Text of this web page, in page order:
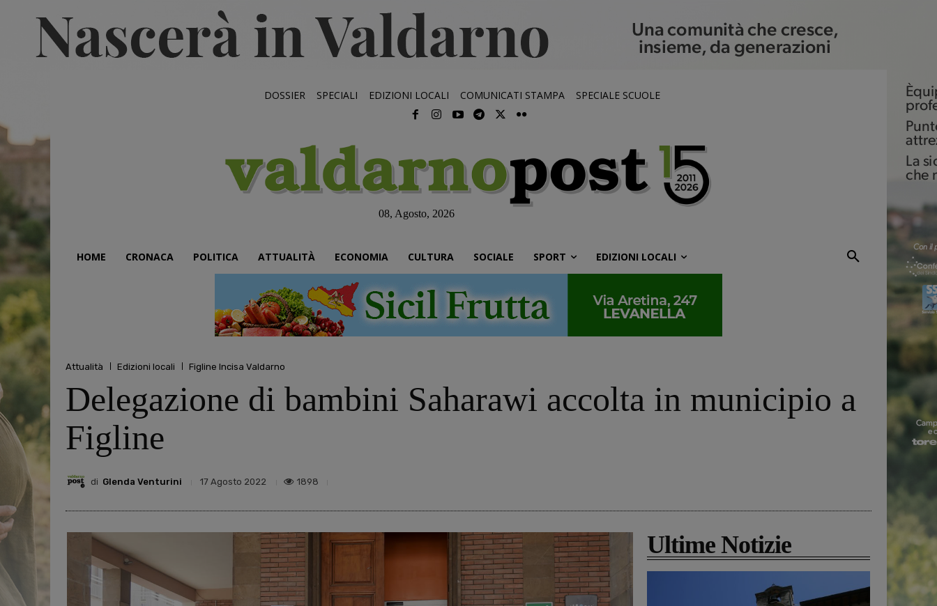
DOSSIER SPECIALI EDIZIONI LOCALI COMUNICATI STAMPA SPECIALE SCUOLE
08, Agosto, 2026
HOME CRONACA POLITICA ATTUALITÀ ECONOMIA CULTURA SOCIALE SPORT EDIZIONI LOCALI
Attualità Edizioni locali Figline Incisa Valdarno
Delegazione di bambini Saharawi accolta in municipio a
Figline
di Glenda Venturini 17 Agosto 2022 1898
Ultime Notizie